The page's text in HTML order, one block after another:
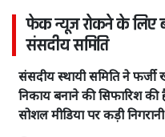
फेक न्यूज रोकने के लिए
संसदीय समिति
संसदीय स्थायी समिति ने फर्जी
निकाय बनाने की सिफारिश
सोशल मीडिया पर कड़ी